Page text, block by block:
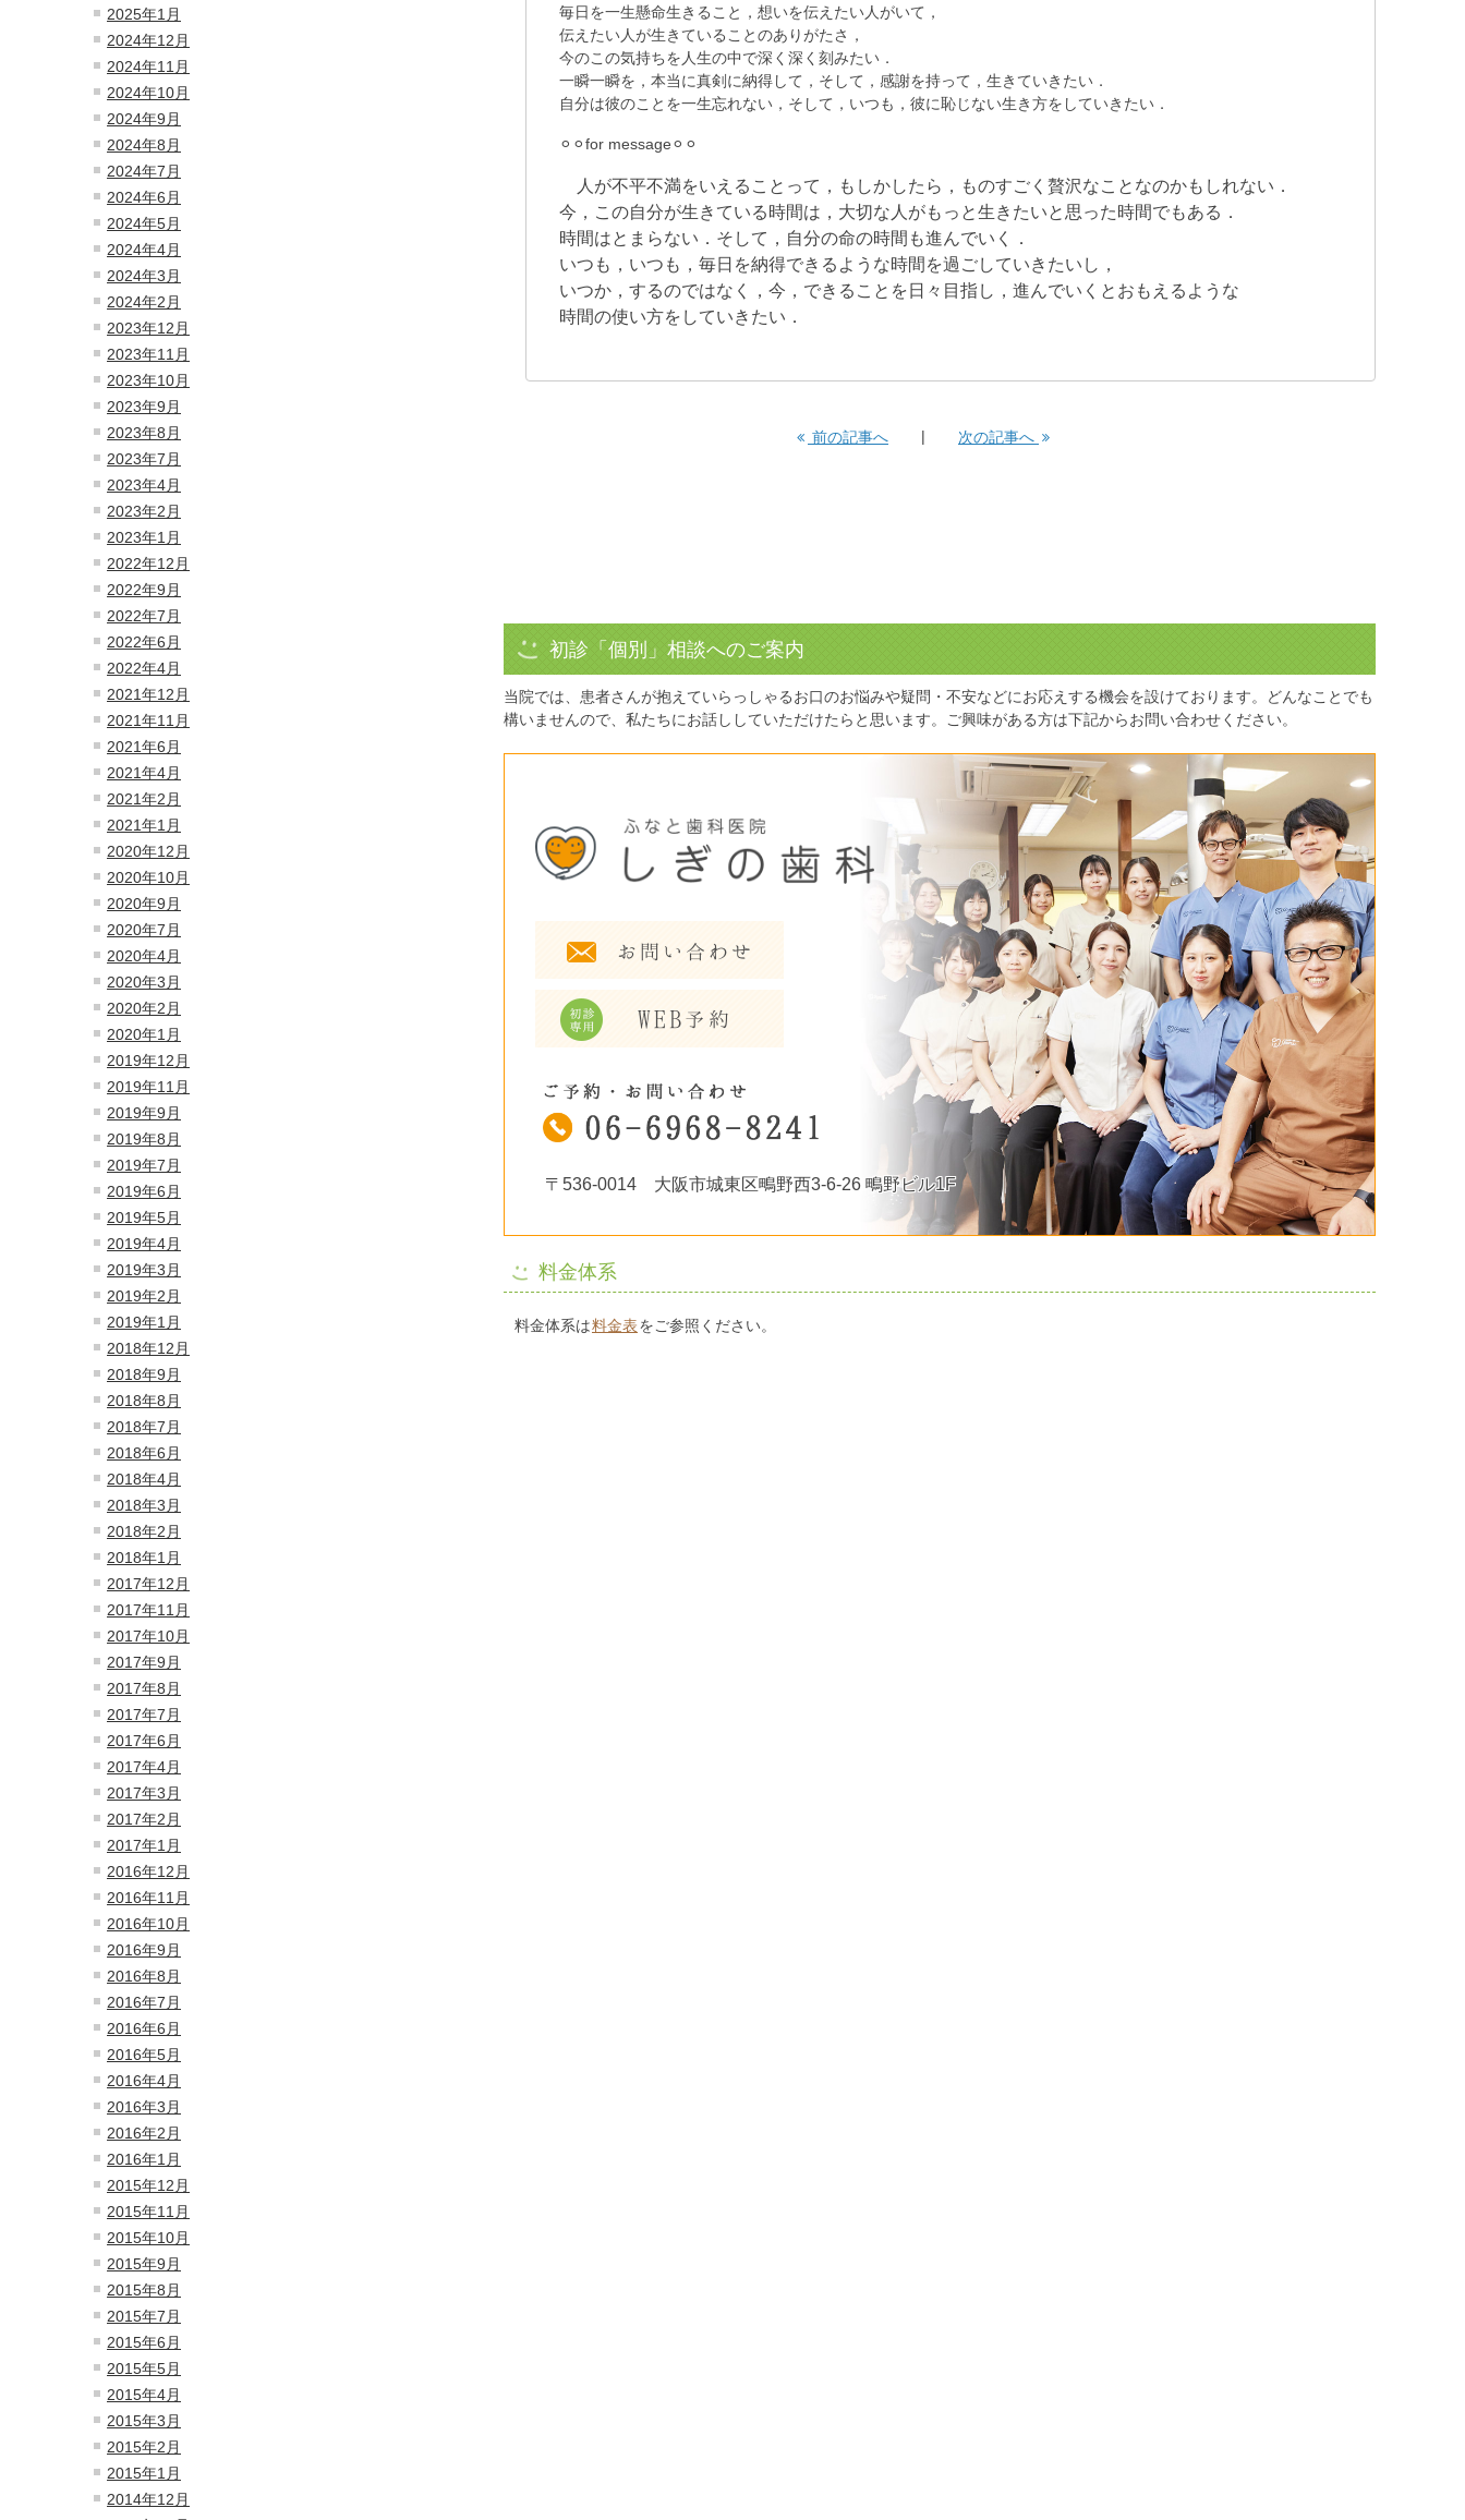
2025年1月
2024年12月
2024年11月
2024年10月
2024年9月
2024年8月
2024年7月
2024年6月
2024年5月
2024年4月
2024年3月
2024年2月
2023年12月
2023年11月
2023年10月
2023年9月
2023年8月
2023年7月
2023年4月
2023年2月
2023年1月
2022年12月
2022年9月
2022年7月
2022年6月
2022年4月
2021年12月
2021年11月
2021年6月
2021年4月
2021年2月
2021年1月
2020年12月
2020年10月
2020年9月
2020年7月
2020年4月
2020年3月
2020年2月
2020年1月
2019年12月
2019年11月
2019年9月
2019年8月
2019年7月
2019年6月
2019年5月
2019年4月
2019年3月
2019年2月
2019年1月
2018年12月
2018年9月
2018年8月
2018年7月
2018年6月
2018年4月
2018年3月
2018年2月
2018年1月
2017年12月
2017年11月
2017年10月
2017年9月
2017年8月
2017年7月
2017年6月
2017年4月
2017年3月
2017年2月
2017年1月
2016年12月
2016年11月
2016年10月
2016年9月
2016年8月
2016年7月
2016年6月
2016年5月
2016年4月
2016年3月
2016年2月
2016年1月
2015年12月
2015年11月
2015年10月
2015年9月
2015年8月
2015年7月
2015年6月
2015年5月
2015年4月
2015年3月
2015年2月
2015年1月
2014年12月
毎日を一生懸命生きること，想いを伝えたい人がいて，
伝えたい人が生きていることのありがたさ，
今のこの気持ちを人生の中で深く深く刻みたい．
一瞬一瞬を，本当に真剣に納得して，そして，感謝を持って，生きていきたい．
自分は彼のことを一生忘れない，そして，いつも，彼に恥じない生き方をしていきたい．
⚪︎⚪︎for message⚪︎⚪︎
人が不平不満をいえることって，もしかしたら，ものすごく贅沢なことなのかもしれない．
今，この自分が生きている時間は，大切な人がもっと生きたいと思った時間でもある．
時間はとまらない．そして，自分の命の時間も進んでいく．
いつも，いつも，毎日を納得できるような時間を過ごしていきたいし，
いつか，するのではなく，今，できることを日々目指し，進んでいくとおもえるような
時間の使い方をしていきたい．
前の記事へ 次の記事へ
初診「個別」相談へのご案内
当院では、患者さんが抱えていらっしゃるお口のお悩みや疑問・不安などにお応えする機会を設けております。どんなことでも
構いませんので、私たちにお話ししていただけたらと思います。ご興味がある方は下記からお問い合わせください。
〒536-0014 大阪市城東区鴫野西3-6-26 鴫野ビル1F
料金体系
料金体系は料金表をご参照ください。